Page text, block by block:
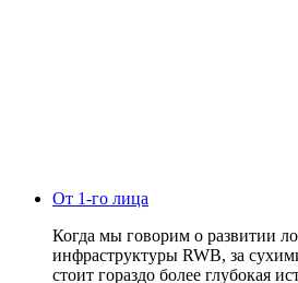
От 1-го лица
Когда мы говорим о развитии
инфраструктуры RWB, за
стоит гораздо более глубокая